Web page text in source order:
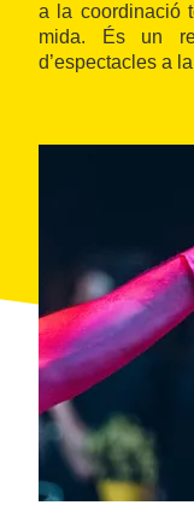
a la coordinació
mida. És un
d’espectacles a